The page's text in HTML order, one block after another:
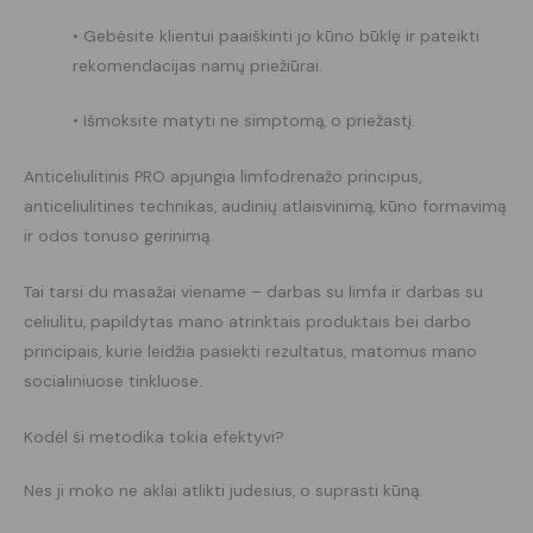
• Gebėsite klientui paaiškinti jo kūno būklę ir pateikti
rekomendacijas namų priežiūrai.
• Išmoksite matyti ne simptomą, o priežastį.
Anticeliulitinis PRO apjungia limfodrenažo principus,
anticeliulitines technikas, audinių atlaisvinimą, kūno formavimą
ir odos tonuso gerinimą.
Tai tarsi du masažai viename – darbas su limfa ir darbas su
celiulitu, papildytas mano atrinktais produktais bei darbo
principais, kurie leidžia pasiekti rezultatus, matomus mano
socialiniuose tinkluose.
Kodėl ši metodika tokia efektyvi?
Nes ji moko ne aklai atlikti judesius, o suprasti kūną.